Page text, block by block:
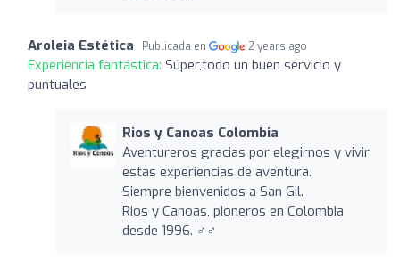
Aroleia Estética Publicada en 2 years ago
Experiencia fantástica: Súper,todo un buen servicio y
puntuales
Rios y Canoas Colombia
Aventureros gracias por elegirnos y vivir
estas experiencias de aventura.
Siempre bienvenidos a San Gil.
Rios y Canoas, pioneros en Colombia
desde 1996. ‍♂️‍♂️